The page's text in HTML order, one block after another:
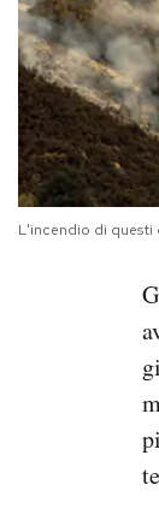
L'incendio di questi